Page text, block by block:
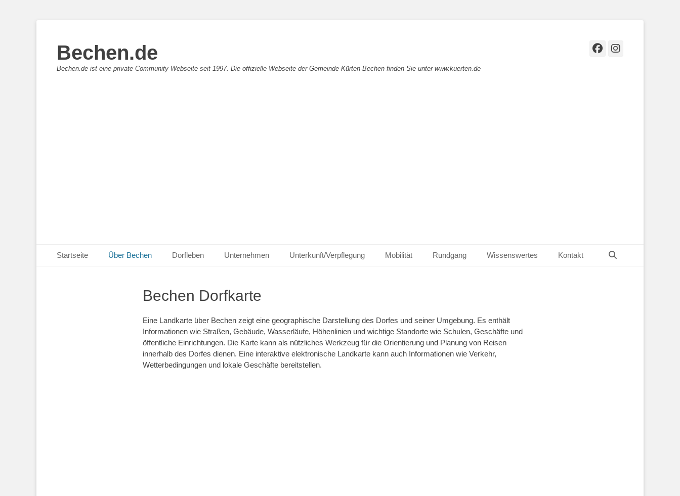
Bechen.de
Bechen.de ist eine private Community Webseite seit 1997. Die offizielle Webseite der Gemeinde Kürten-Bechen finden Sie unter www.kuerten.de
Facebook
Primäres Menü
Inhalt
Startseite Über Bechen Dorfleben Unternehmen Unterkunft/Verpflegung Mobilität Rundgang Wissenswertes Kontakt
Bechen Dorfkarte
Eine Landkarte über Bechen zeigt eine geographische Darstellung des Dorfes und seiner Umgebung. Es enthält
Informationen wie Straßen, Gebäude, Wasserläufe, Höhenlinien und wichtige Standorte wie Schulen, Geschäfte und
öffentliche Einrichtungen. Die Karte kann als nützliches Werkzeug für die Orientierung und Planung von Reisen
innerhalb des Dorfes dienen. Eine interaktive elektronische Landkarte kann auch Informationen wie Verkehr,
Wetterbedingungen und lokale Geschäfte bereitstellen.